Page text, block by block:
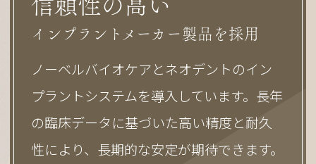
信頼性の高い
インプラントメーカー製品を採用
ノーベルバイオケアとネオデントのイン
プラントシステムを導入しています。長年
の臨床データに基づいた高い精度と耐久
性により、長期的な安定が期待できます。